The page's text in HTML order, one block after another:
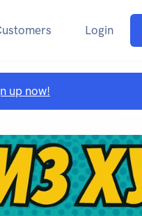
Login
up now!